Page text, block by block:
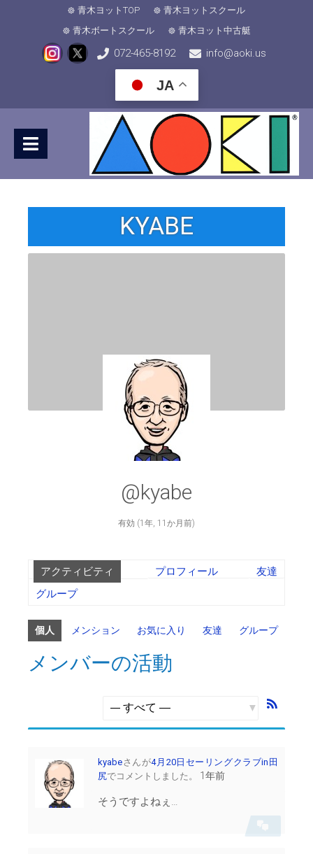
青木ヨットTOP
青木ヨットスクール
青木ボートスクール
青木ヨット中古艇
072-465-8192 info@aoki.us
JA
KYABE
@kyabe
有効 (1年, 11か月前)
アクティビティ プロフィール
友達
グループ
個人 メンション お気に入り 友達 グループ
メンバーの活動
ィ
kyabeさんが4月20日セーリングクラブin田
尻でコメントしました。 1年前
そうですよねぇ…
会
話